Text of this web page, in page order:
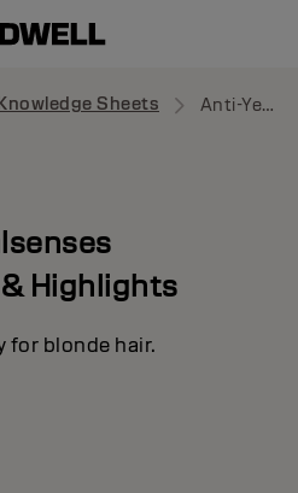
Sheets Anti-Yellow Conditioner
Highlights
for blonde hair.